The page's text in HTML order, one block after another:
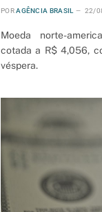
POR AGÊNCIA BRASIL 22/
Moeda norte-
cotada a R$ 4,056,
véspera.